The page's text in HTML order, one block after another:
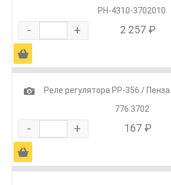
РН-4310-3702010
- + 2 257 ₽
Ä
1
Реле регулятора РР-356 / Пенза
776.3702
- + 167 ₽
Ä